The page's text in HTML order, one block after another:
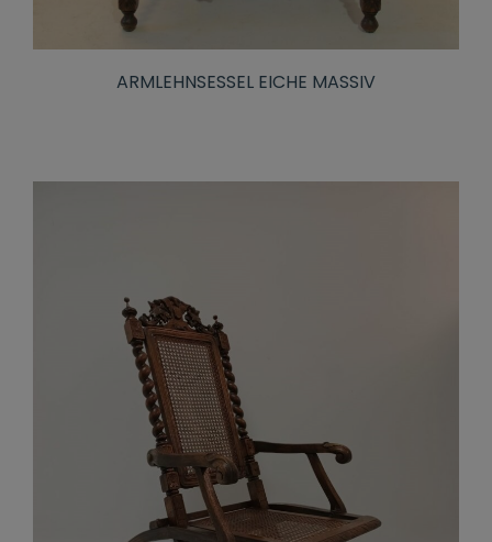
ARMLEHNSESSEL EICHE MASSIV